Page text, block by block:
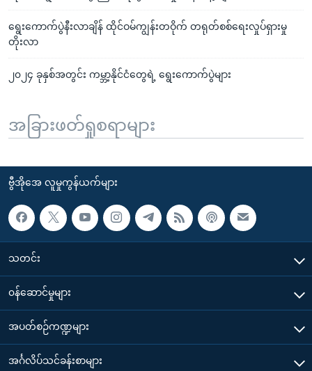
ရွေးကောက်ပွဲနီးလာချိန် ထိုင်ဝမ်ကျွန်းတဝိုက် တရုတ်စစ်ရေးလှုပ်ရှားမှု
တိုးလာ
၂၀၂၄ ခုနှစ်အတွင်း ကမ္ဘာ့နိုင်ငံတွေရဲ့ ရွေးကောက်ပွဲများ
အခြားဖတ်ရှုစရာများ
ဗွီအိုအေ လူမှုကွန်ယက်များ
သတင်း
၀န်ဆောင်မှုများ
အပတ်စဉ်ကဏ္ဍများ
အင်္ဂလိပ်သင်ခန်းစာများ